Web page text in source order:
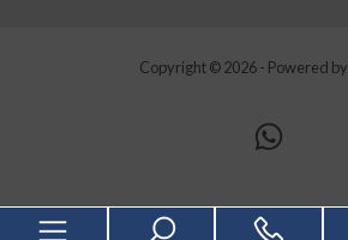
Copyright © 2026 - Powered by